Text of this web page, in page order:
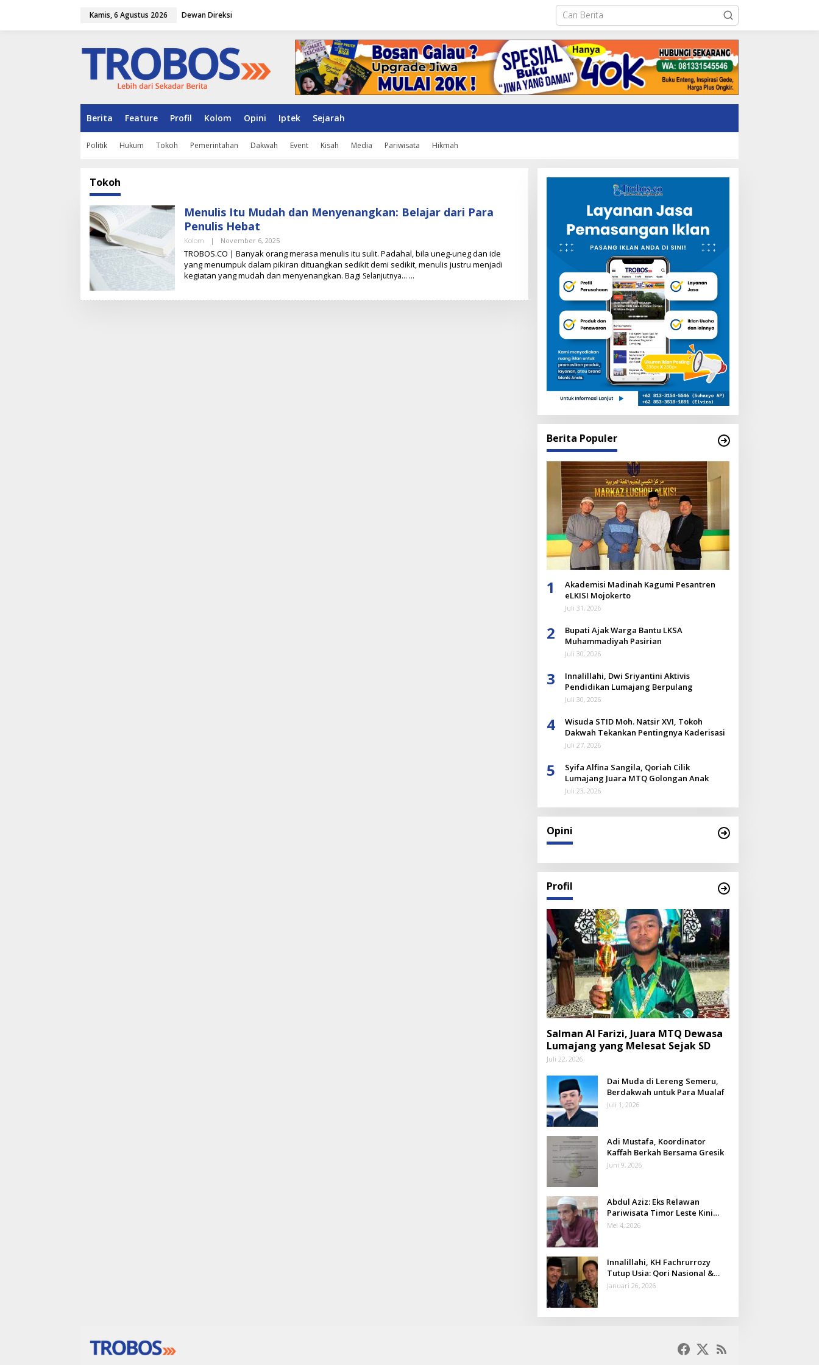
Kamis, 6 Agustus 2026 Dewan Direksi
Berita Feature Profil Kolom Opini Iptek Sejarah
Politik Hukum Tokoh Pemerintahan Dakwah Event Kisah Media Pariwisata Hikmah
Tokoh
Menulis Itu Mudah dan Menyenangkan: Belajar dari Para
Penulis Hebat
Kolom | November 6, 2025
E
H
T
R
TROBOS.CO | Banyak orang merasa menulis itu sulit. Padahal, bila uneg-uneg dan ide
yang menumpuk dalam pikiran dituangkan sedikit demi sedikit, menulis justru menjadi
kegiatan yang mudah dan menyenangkan. Bagi Selanjutnya…
Berita Populer
1
Akademisi Madinah Kagumi Pesantren
eLKISI Mojokerto
Juli 31, 2026
2
Bupati Ajak Warga Bantu LKSA
Muhammadiyah Pasirian
Juli 30, 2026
3
Innalillahi, Dwi Sriyantini Aktivis
Pendidikan Lumajang Berpulang
Juli 30, 2026
4
Wisuda STID Moh. Natsir XVI, Tokoh
Dakwah Tekankan Pentingnya Kaderisasi
Juli 27, 2026
5
Syifa Alfina Sangila, Qoriah Cilik
Lumajang Juara MTQ Golongan Anak
Juli 23, 2026
Opini
Profil
Salman Al Farizi, Juara MTQ Dewasa
Lumajang yang Melesat Sejak SD
Juli 22, 2026
Dai Muda di Lereng Semeru,
Berdakwah untuk Para Mualaf
Juli 1, 2026
Adi Mustafa, Koordinator
Kaffah Berkah Bersama Gresik
Juni 9, 2026
Abdul Aziz: Eks Relawan
Pariwisata Timor Leste Kini
Takmir Kalisat
Mei 4, 2026
Innalillahi, KH Fachrurrozy
Tutup Usia: Qori Nasional &
Mantan Kadis Kemenag yang
Januari 26, 2026